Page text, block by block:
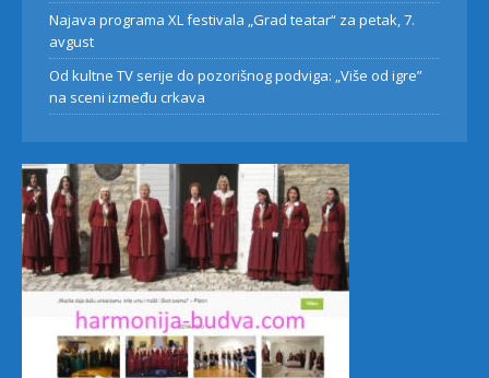
Najava programa XL festivala „Grad teatar“ za petak, 7.
avgust
Od kultne TV serije do pozorišnog podviga: „Više od igre”
na sceni između crkava